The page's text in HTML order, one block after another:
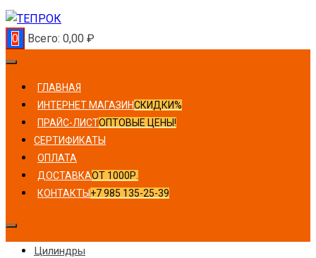
0 Всего: 0,00 ₽
ГЛАВНАЯ
ИНТЕРНЕТ МАГАЗИНСКИДКИ%
ПРАЙС-ЛИСТОПТОВЫЕ ЦЕНЫ!
СЕРТИФИКАТЫ
ОПЛАТА
ДОСТАВКАОТ 1000Р.
КОНТАКТЫ +7 985 135-25-39
Цилиндры